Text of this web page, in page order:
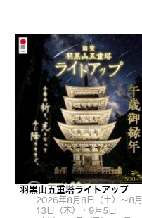
羽黒山五重塔ライトアップ
2026年8月8日（土）〜8月
13日（木）・9月5日